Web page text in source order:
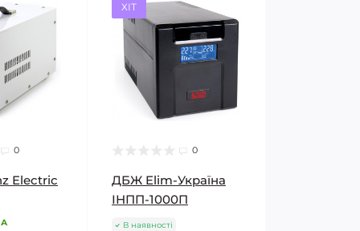
0
Electric
ХІТ
0
ДБЖ Elim-Україна
ІНПП-1000П
В наявності